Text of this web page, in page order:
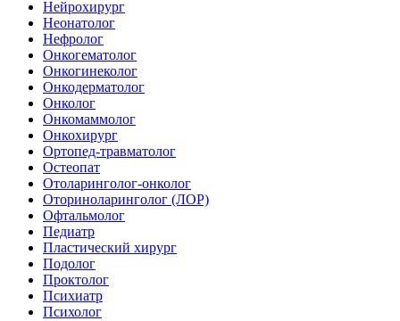
Нейрохирург
Неонатолог
Нефролог
Онкогематолог
Онкогинеколог
Онкодерматолог
Онколог
Онкомаммолог
Онкохирург
Ортопед-травматолог
Остеопат
Отоларинголог-онколог
Оториноларинголог (ЛОР)
Офтальмолог
Педиатр
Пластический хирург
Подолог
Проктолог
Психиатр
Психолог